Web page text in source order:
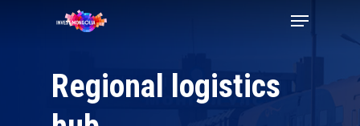
Menu
Regional logistics